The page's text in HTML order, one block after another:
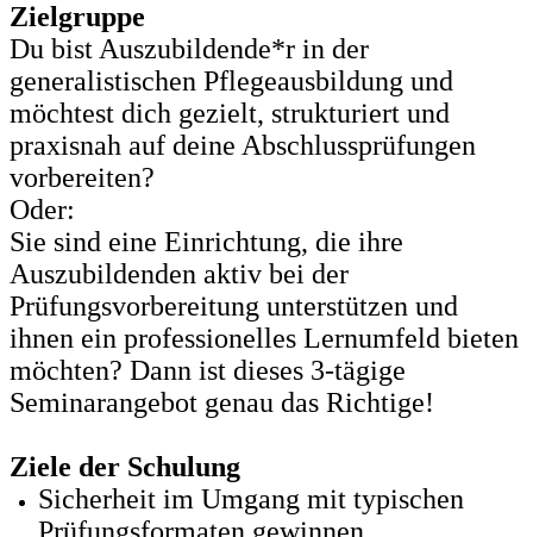
Zielgruppe
Du bist Auszubildende*r in der
generalistischen Pflegeausbildung und
möchtest dich gezielt, strukturiert und
praxisnah auf deine Abschlussprüfungen
vorbereiten?
Oder:
Sie sind eine Einrichtung, die ihre
Auszubildenden aktiv bei der
Prüfungsvorbereitung unterstützen und
ihnen ein professionelles Lernumfeld bieten
möchten? Dann ist dieses 3-tägige
Seminarangebot genau das Richtige!
Ziele der Schulung
Sicherheit im Umgang mit typischen